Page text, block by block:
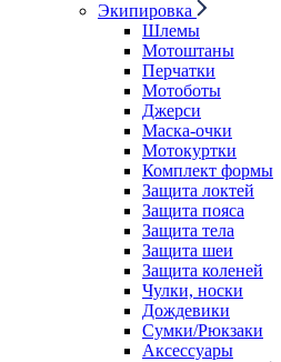
Экипировка
Шлемы
Мотоштаны
Перчатки
Мотоботы
Джерси
Маска-очки
Мотокуртки
Комплект формы
Защита локтей
Защита пояса
Защита тела
Защита шеи
Защита коленей
Чулки, носки
Дождевики
Сумки/Рюкзаки
Аксессуары